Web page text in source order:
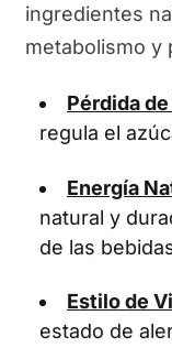
ingredientes
metabolismo y
Pérdida
regula el
Energía
natural y
de las
Estilo de
estado de